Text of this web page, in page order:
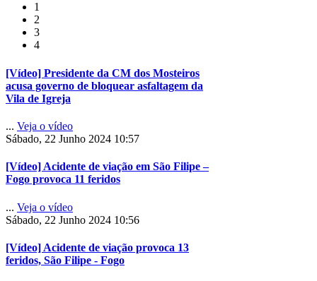
1
2
3
4
[Vídeo] Presidente da CM dos Mosteiros
acusa governo de bloquear asfaltagem da
Vila de Igreja
... Veja o vídeo
Sábado, 22 Junho 2024 10:57
[Vídeo] Acidente de viação em São Filipe –
Fogo provoca 11 feridos
... Veja o vídeo
Sábado, 22 Junho 2024 10:56
[Vídeo] Acidente de viação provoca 13
feridos, São Filipe - Fogo